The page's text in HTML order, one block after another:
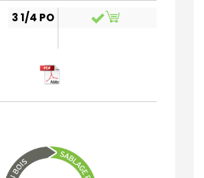
3 1/4 PO